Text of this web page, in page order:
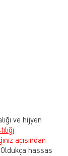
ve hijyen
açısından
Oldukça hassas